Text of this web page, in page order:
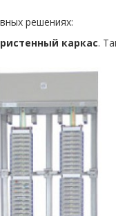
решениях:
каркас.